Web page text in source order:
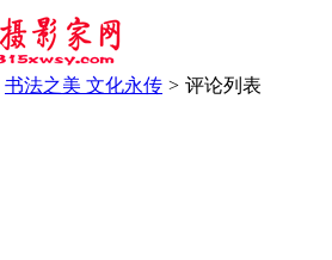
书法之美 文化永传 > 评论列表